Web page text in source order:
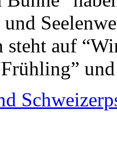
steht auf